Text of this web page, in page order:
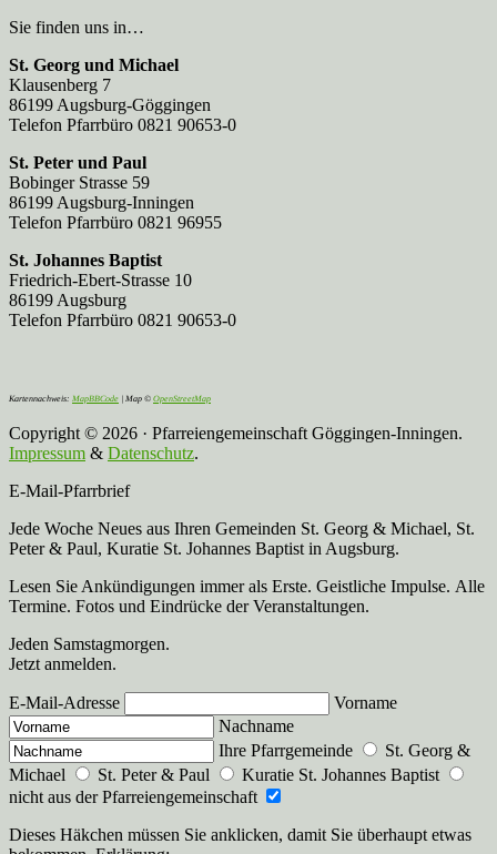
Sie finden uns in…
St. Georg und Michael
Klausenberg 7
86199 Augsburg-Göggingen
Telefon Pfarrbüro 0821 90653-0
St. Peter und Paul
Bobinger Strasse 59
86199 Augsburg-Inningen
Telefon Pfarrbüro 0821 96955
St. Johannes Baptist
Friedrich-Ebert-Strasse 10
86199 Augsburg
Telefon Pfarrbüro 0821 90653-0
Kartennachweis: MapBBCode | Map © OpenStreetMap
Copyright © 2026 · Pfarreiengemeinschaft Göggingen-Inningen.
Impressum & Datenschutz.
E-Mail-Pfarrbrief
Jede Woche Neues aus Ihren Gemeinden St. Georg & Michael, St.
Peter & Paul, Kuratie St. Johannes Baptist in Augsburg.
Lesen Sie Ankündigungen immer als Erste. Geistliche Impulse. Alle
Termine. Fotos und Eindrücke der Veranstaltungen.
Jeden Samstagmorgen.
Jetzt anmelden.
E-Mail-Adresse
Vorname
Nachname
Ihre Pfarrgemeinde
St. Georg &
Michael
St. Peter & Paul
Kuratie St. Johannes Baptist
nicht aus der Pfarreiengemeinschaft
Dieses Häkchen müssen Sie anklicken, damit Sie überhaupt etwas